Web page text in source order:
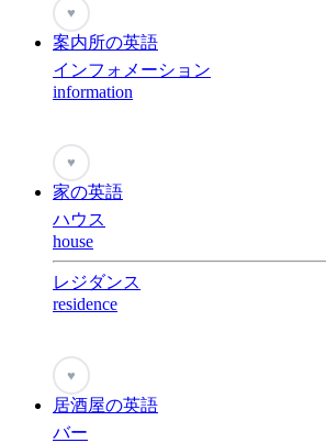
♥
案内所の英語
インフォメーション
information
♥
家の英語
ハウス
house
レジダンス
residence
♥
居酒屋の英語
バー